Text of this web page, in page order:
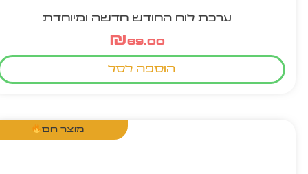
ערכת לוח החודש חדשה ומיוחדת
₪69.00
הוספה לסל
מוצר חם